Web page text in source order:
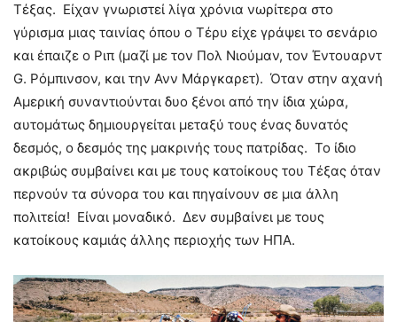
Τέξας. Είχαν γνωριστεί λίγα χρόνια νωρίτερα στο
γύρισμα μιας ταινίας όπου ο Τέρυ είχε γράψει το σενάριο
και έπαιζε ο Ριπ (μαζί με τον Πολ Νιούμαν, τον Έντουαρντ
G. Ρόμπινσον, και την Ανν Μάργκαρετ). Όταν στην αχανή
Αμερική συναντιούνται δυο ξένοι από την ίδια χώρα,
αυτομάτως δημιουργείται μεταξύ τους ένας δυνατός
δεσμός, ο δεσμός της μακρινής τους πατρίδας. Το ίδιο
ακριβώς συμβαίνει και με τους κατοίκους του Τέξας όταν
περνούν τα σύνορα του και πηγαίνουν σε μια άλλη
πολιτεία! Είναι μοναδικό. Δεν συμβαίνει με τους
κατοίκους καμιάς άλλης περιοχής των ΗΠΑ.